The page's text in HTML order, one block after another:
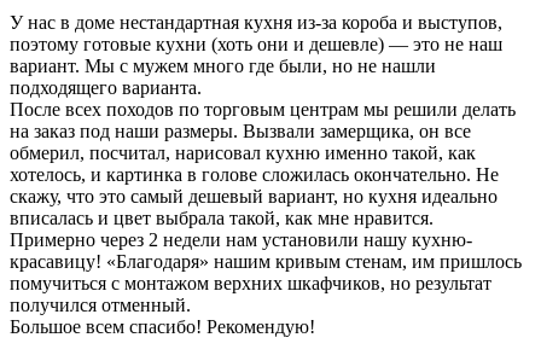
У нас в доме нестандартная кухня из-за короба и выступов,
поэтому готовые кухни (хоть они и дешевле) — это не наш
вариант. Мы с мужем много где были, но не нашли
подходящего варианта.
После всех походов по торговым центрам мы решили делать
на заказ под наши размеры. Вызвали замерщика, он все
обмерил, посчитал, нарисовал кухню именно такой, как
хотелось, и картинка в голове сложилась окончательно. Не
скажу, что это самый дешевый вариант, но кухня идеально
вписалась и цвет выбрала такой, как мне нравится.
Примерно через 2 недели нам установили нашу кухню-
красавицу! «Благодаря» нашим кривым стенам, им пришлось
помучиться с монтажом верхних шкафчиков, но результат
получился отменный.
Большое всем спасибо! Рекомендую!